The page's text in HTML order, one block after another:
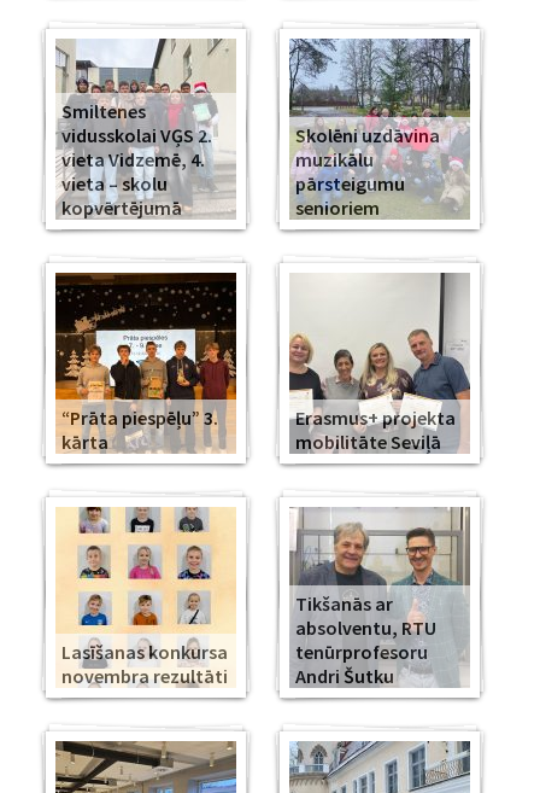
Smiltenes
vidusskolai VĢS 2.
vieta Vidzemē, 4.
vieta – skolu
kopvērtējumā
Skolēni uzdāvina
muzikālu
pārsteigumu
senioriem
“Prāta piespēļu” 3.
kārta
Erasmus+ projekta
mobilitāte Seviļā
Lasīšanas konkursa
novembra rezultāti
Tikšanās ar
absolventu, RTU
tenūrprofesoru
Andri Šutku